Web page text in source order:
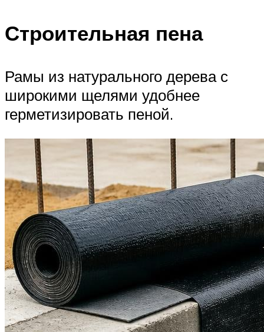
Строительная пена
Рамы из натурального дерева с
широкими щелями удобнее
герметизировать пеной.